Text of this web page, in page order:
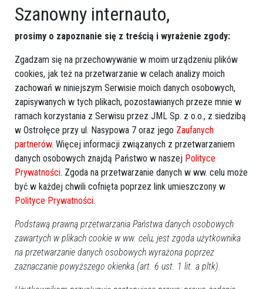
🕯Zapal świeczkę ↗Udostępnij
wróć
Szanowny internauto,
prosimy o zapoznanie się z treścią i wyrażenie zgody:
Zgadzam się na przechowywanie w moim urządzeniu plików
cookies, jak też na przetwarzanie w celach analizy moich
zachowań w niniejszym Serwisie moich danych osobowych,
zapisywanych w tych plikach, pozostawianych przeze mnie w
ramach korzystania z Serwisu przez JML Sp. z o.o., z siedzibą
w Ostrołęce przy ul. Nasypowa 7 oraz jego Zaufanych
partnerów. Więcej informacji związanych z przetwarzaniem
danych osobowych znajdą Państwo w naszej Polityce
Prywatności. Zgoda na przetwarzanie danych w ww. celu może
być w każdej chwili cofnięta poprzez link umieszczony w
Polityce Prywatności.
Podstawą prawną przetwarzania Państwa danych osobowych
zawartych w plikach cookie w ww. celu, jest zgoda użytkownika
na przetwarzanie danych osobowych wyrażona poprzez
zaznaczanie powyższego okienka (art. 6 ust. 1 lit. a pltk).